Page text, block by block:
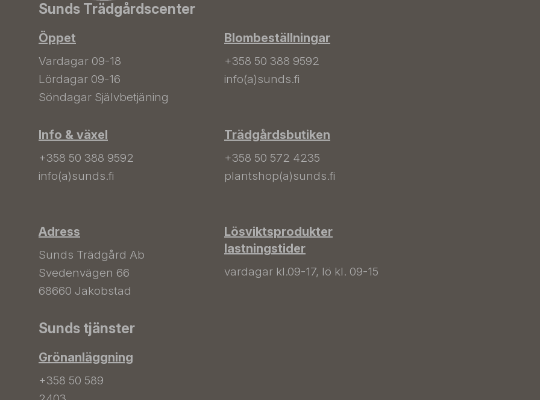
Sunds Trädgårdscenter
Öppet
Vardagar 09-18
Lördagar 09-16
Söndagar Självbetjäning
Info & växel
+358 50 388 9592
info(a)sunds.fi
Adress
Sunds Trädgård Ab
Svedenvägen 66
68660 Jakobstad
Blombeställningar
+358 50 388 9592
info(a)sunds.fi
Trädgårdsbutiken
+358 50 572 4235
plantshop(a)sunds.fi
Lösviktsprodukter
lastningstider
vardagar kl.09-17, lö kl. 09-15
Sunds tjänster
Grönanläggning
+358 50 589